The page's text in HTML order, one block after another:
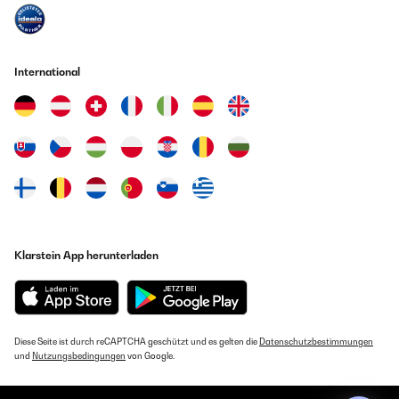
International
Klarstein App herunterladen
Diese Seite ist durch reCAPTCHA geschützt und es gelten die Datenschutzbestimmungen
und Nutzungsbedingungen von Google.